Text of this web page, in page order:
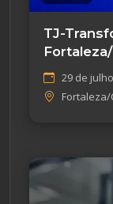
TJ-
Fortaleza/
29 de
Fortaleza/